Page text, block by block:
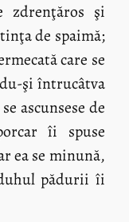
zdrenţăros şi
de spaimă;
care se
şi întrucâtva
ascunsese de
îi spuse
ea se minună,
pădurii îi